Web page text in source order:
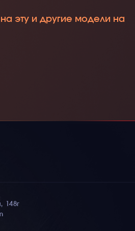
эту и другие модели на
148г